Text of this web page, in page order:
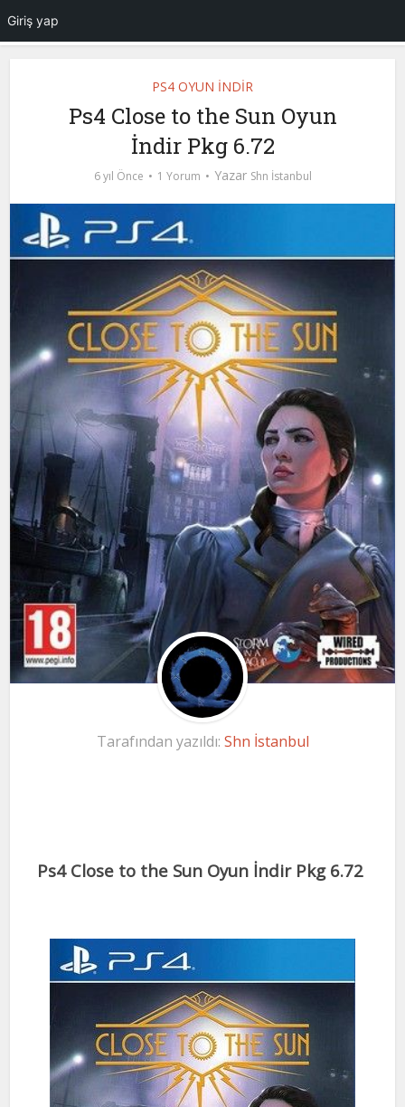
PS4 OYUN İNDİR
Ps4 Close to the Sun Oyun
İndir Pkg 6.72
6 yıl Önce 1 Yorum Yazar Shn İstanbul
Tarafından yazıldı: Shn İstanbul
Ps4 Close to the Sun Oyun İndir Pkg 6.72
Giriş yap